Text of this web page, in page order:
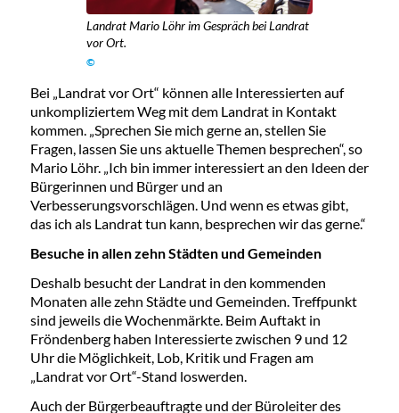
Landrat Mario Löhr im Gespräch bei Landrat
vor Ort.
©
Bei „Landrat vor Ort“ können alle Interessierten auf
unkompliziertem Weg mit dem Landrat in Kontakt
kommen. „Sprechen Sie mich gerne an, stellen Sie
Fragen, lassen Sie uns aktuelle Themen besprechen“, so
Mario Löhr. „Ich bin immer interessiert an den Ideen der
Bürgerinnen und Bürger und an
Verbesserungsvorschlägen. Und wenn es etwas gibt,
das ich als Landrat tun kann, besprechen wir das gerne.“
Besuche in allen zehn Städten und Gemeinden
Deshalb besucht der Landrat in den kommenden
Monaten alle zehn Städte und Gemeinden. Treffpunkt
sind jeweils die Wochenmärkte. Beim Auftakt in
Fröndenberg haben Interessierte zwischen 9 und 12
Uhr die Möglichkeit, Lob, Kritik und Fragen am
„Landrat vor Ort“-Stand loswerden.
Auch der Bürgerbeauftragte und der Büroleiter des